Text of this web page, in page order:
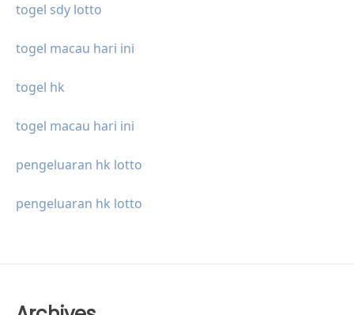
togel sdy lotto
togel macau hari ini
togel hk
togel macau hari ini
pengeluaran hk lotto
pengeluaran hk lotto